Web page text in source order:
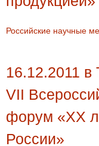
Российские научные
16.12.2011 в
VII
форум «XX
России»